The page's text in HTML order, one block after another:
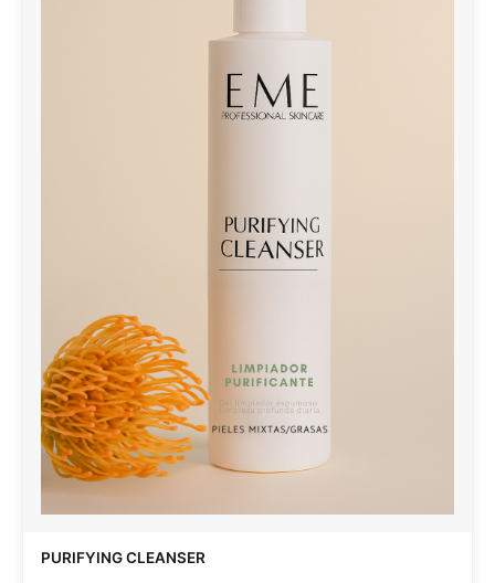
PURIFYING CLEANSER